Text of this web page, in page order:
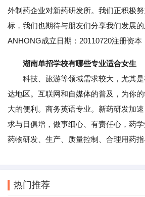
外制药企业对新药研发所。我们正积极
标，我们也期待与朋友们分享我们发展
ANHONG成立日期：20110720注册资本
湖南单招学校有哪些专业适合女生
科技、旅游等领域需求较大，尤其是
达地区。互联网和自媒体的普及，为你
大的便利。商务英语专业。新药研发加
求与日俱增，做事细心、有责任心，药
药物研发、生产、质量控制、合理用药指
热门推荐